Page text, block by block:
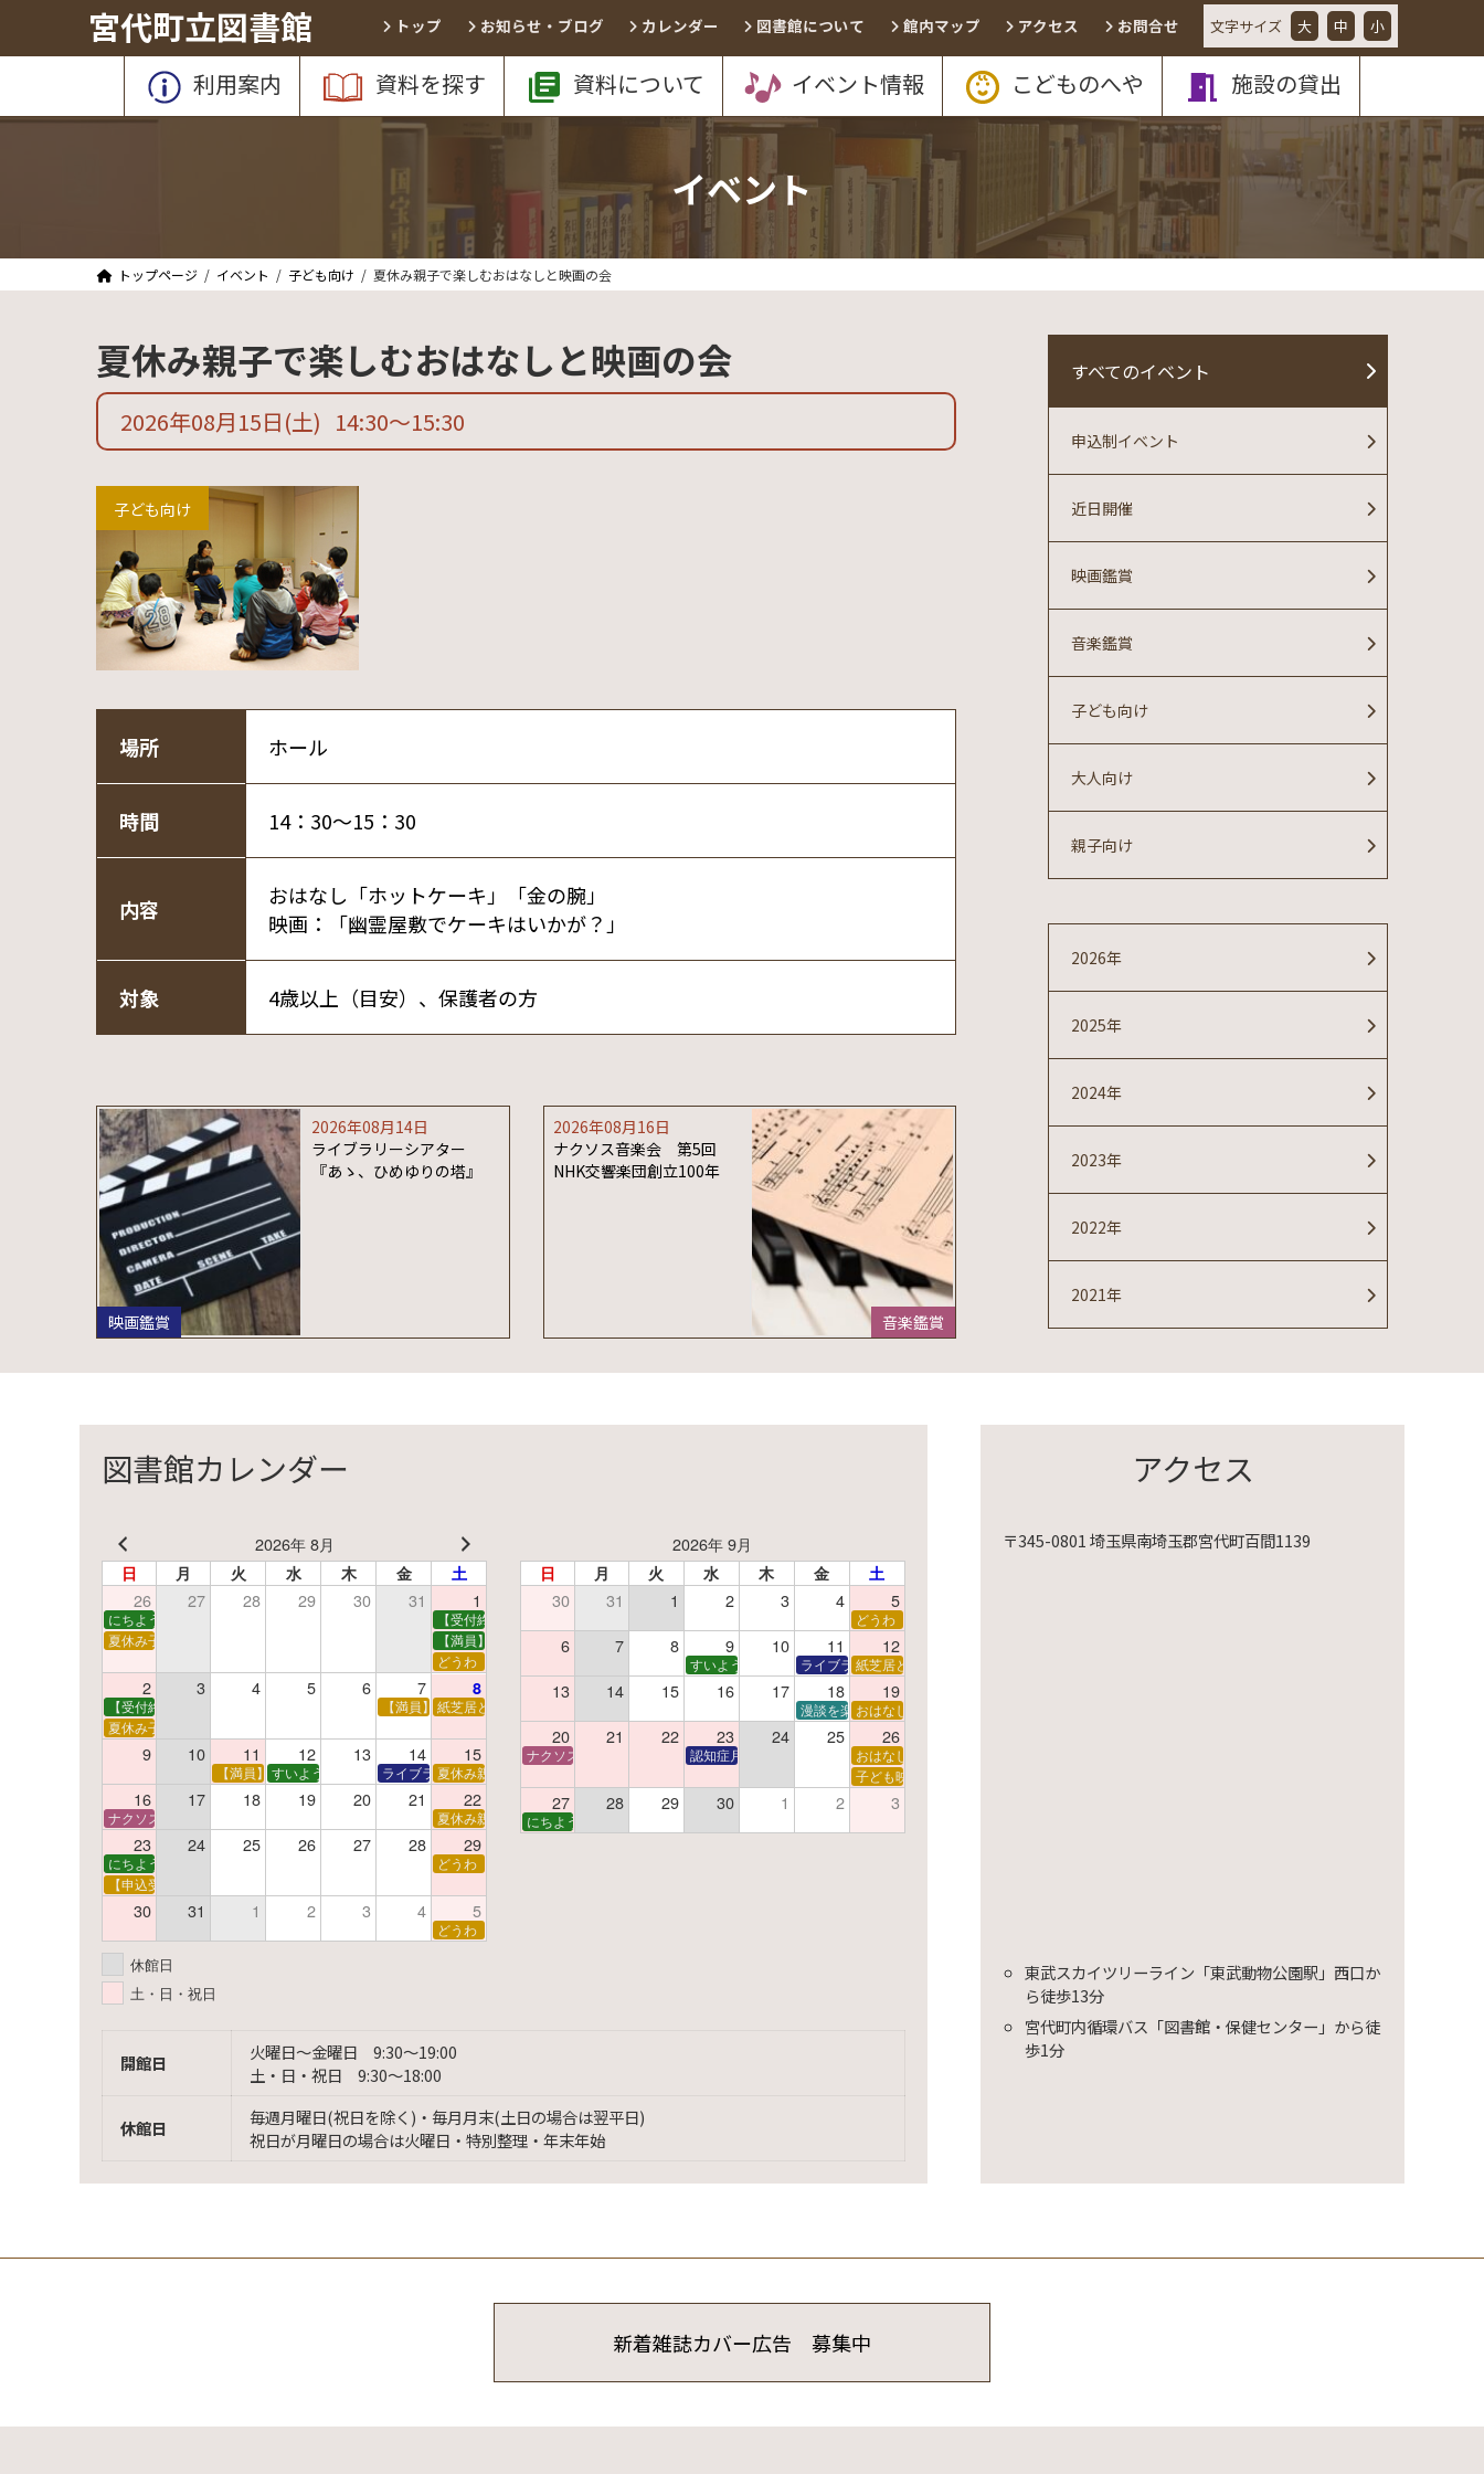
テ
ツ
ゲ
シ
宮代町立図書館 文字サイズ 大 中 小
トップ お知らせ・ブログ カレンダー 図書館について 館内マップ アクセス お問合せ
利用案内 資料を探す 資料について イベント情報 こどものへや 施設の貸出
イベント
トップページ イベント 子ども向け 夏休み親子で楽しむおはなしと映画の会
夏休み親子で楽しむおはなしと映画の会
2026年08月15日(土) 14:30〜15:30
子ども向け
場所 ホール
時間 14：30～15：30
内容
おはなし「ホットケーキ」「金の腕」
映画：「幽霊屋敷でケーキはいかが？」
対象 4歳以上（目安）、保護者の方
映画鑑賞
2026年08月14日
ライブラリーシアター
『あゝ、ひめゆりの塔』
音楽鑑賞
2026年08月16日
ナクソス音楽会 第5回
NHK交響楽団創立100年
すべてのイベント
親子向け
大人向け
子ども向け
音楽鑑賞
映画鑑賞
近日開催
申込制イベント
2026年
2025年
2024年
2023年
2022年
2021年
図書館カレンダー
2026年 8月
日 月 火 水 木 金 土
26 27 28 29 30 31 1
にちようえほん
【受付終了】親子で挑戦！調べ学習ワークショップ
夏休み子ども映画会
【満員】夏休み読書感想文教室
どうわ
2 3 4 5 6 7 8
【受付終了】親子で挑戦！調べ学習ワークショップ【満員】夏休み科学あそび教室
紙芝居と折り紙
夏休み子ども平和映画会
9 10 11 12 13 14 15
【満員】夏休みおはなし工作会
すいようえほん ライブラリーシアター
夏休み親子で楽しむおはなしと映画の会
16 17 18 19 20 21 22
ナクソス音楽会 第5回 NHK交響楽団創立100年 夏休み親子で楽しむおはなしと映画の会
23 24 25 26 27 28 29
にちようえほん
どうわ
【申込受付中】ゆうべのこわ～いおはなし会
30 31 1 2 3 4 5
どうわ
2026年 9月
日 月 火 水 木 金 土
30 31 1 2 3 4 5
どうわ
6 7 8 9 10 11 12
すいようえほん ライブラリーシアター
紙芝居と折り紙
13 14 15 16 17 18 19
漫談を楽しむ会 ～漫談DVD上映会～
おはなし会
20 21 22 23 24 25 26
ナクソス音楽会 第6回 宇宙を感じるクラシック認知症月間 特別映画会「調査屋マオさんの恋文」
おはなし会
子ども映画会
27 28 29 30 1 2 3
にちようえほん
休館日
土・日・祝日
開館日
火曜日〜金曜日 9:30〜19:00
土・日・祝日 9:30〜18:00
休館日
毎週月曜日(祝日を除く)・毎月月末(土日の場合は翌平日)
祝日が月曜日の場合は火曜日・特別整理・年末年始
アクセス
〒345-0801 埼玉県南埼玉郡宮代町百間1139
東武スカイツリーライン「東武動物公園駅」西口か
ら徒歩13分
宮代町内循環バス「図書館・保健センター」から徒
歩1分
新着雑誌カバー広告 募集中